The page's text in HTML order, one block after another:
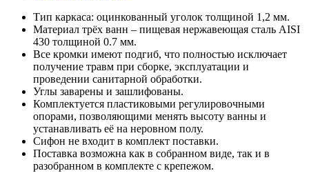
Тип каркаса: оцинкованный уголок толщиной 1,2 мм.
Материал трёх ванн – пищевая нержавеющая сталь AISI
430 толщиной 0.7 мм.
Все кромки имеют подгиб, что полностью исключает
получение травм при сборке, эксплуатации и
проведении санитарной обработки.
Углы заварены и зашлифованы.
Комплектуется пластиковыми регулировочными
опорами, позволяющими менять высоту ванны и
устанавливать её на неровном полу.
Сифон не входит в комплект поставки.
Поставка возможна как в собранном виде, так и в
разобранном в комплекте с крепежом.